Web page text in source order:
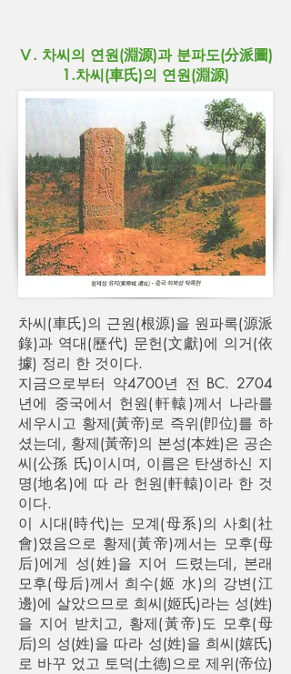
Ⅴ. 차씨의 연원(淵源)과 분파도(分派圖)
1.차씨(車氏)의 연원(淵源)
차씨(車氏)의 근원(根源)을 원파록(源派
錄)과 역대(歷代) 문헌(文獻)에 의거(依
據) 정리 한 것이다.
지금으로부터 약4700년 전 BC. 2704
년에 중국에서 헌원(軒轅)께서 나라를
세우시고 황제(黃帝)로 즉위(卽位)를 하
셨는데, 황제(黃帝)의 본성(本姓)은 공손
씨(公孫 氏)이시며, 이름은 탄생하신 지
명(地名)에 따 라 헌원(軒轅)이라 한 것
이다.
이 시대(時代)는 모계(母系)의 사회(社
會)였음으로 황제(黃帝)께서는 모후(母
后)에게 성(姓)을 지어 드렸는데, 본래
모후(母后)께서 희수(姬 水)의 강변(江
邊)에 살았으므로 희씨(姬氏)라는 성(姓)
을 지어 받치고, 황제(黃帝)도 모후(母
后)의 성(姓)을 따라 성(姓)을 희씨(嬉氏)
로 바꾸 었고 토덕(土德)으로 제위(帝位)